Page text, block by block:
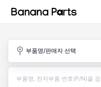
부품명/판매자 선택